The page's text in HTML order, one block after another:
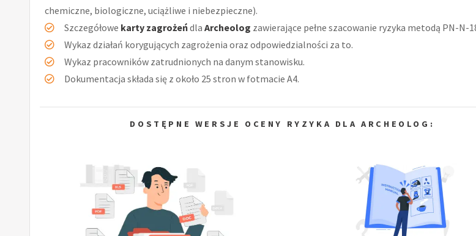
chemiczne, biologiczne, uciążliwe i niebezpieczne).
Szczegółowe karty zagrożeńdla Archeolog zawierające pełne szacowanie ryzyka metodą PN-N-
Wykaz działań korygujących zagrożenia oraz odpowiedzialności za to.
Wykaz pracowników zatrudnionych na danym stanowisku.
Dokumentacja składa się z około 25 stron w fotmacie A4.
DOSTĘPNE WERSJE OCENY RYZYKA DLA ARCHEOLOG: